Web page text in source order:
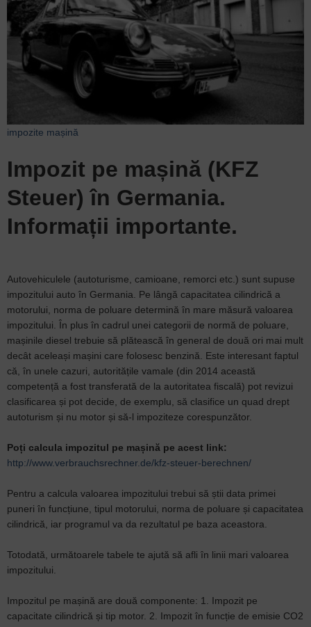
impozite mașină
Impozit pe mașină (KFZ
Steuer) în Germania.
Informații importante.
Autovehiculele (autoturisme, camioane, remorci etc.) sunt supuse
impozitului auto în Germania. Pe lângă capacitatea cilindrică a
motorului, norma de poluare determină în mare măsură valoarea
impozitului. În plus în cadrul unei categorii de normă de poluare,
mașinile diesel trebuie să plătească în general de două ori mai mult
decât aceleași mașini care folosesc benzină. Este interesant faptul
că, în unele cazuri, autoritățile vamale (din 2014 această
competență a fost transferată de la autoritatea fiscală) pot revizui
clasificarea și pot decide, de exemplu, să clasifice un quad drept
autoturism și nu motor și să-l impoziteze corespunzător.
Poți calcula impozitul pe mașină pe acest link:
http://www.verbrauchsrechner.de/kfz-steuer-berechnen/
Pentru a calcula valoarea impozitului trebui să știi data primei
puneri în funcțiune, tipul motorului, norma de poluare și capacitatea
cilindrică, iar programul va da rezultatul pe baza aceastora.
Totodată, următoarele tabele te ajută să afli în linii mari valoarea
impozitului.
Impozitul pe mașină are două componente: 1. Impozit pe
capacitate cilindrică și tip motor. 2. Impozit în funcție de emisie CO2